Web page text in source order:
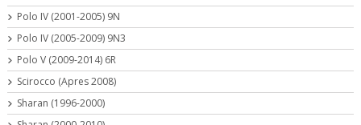
Polo IV (2001-2005) 9N
Polo IV (2005-2009) 9N3
Polo V (2009-2014) 6R
Scirocco (Apres 2008)
Sharan (1996-2000)